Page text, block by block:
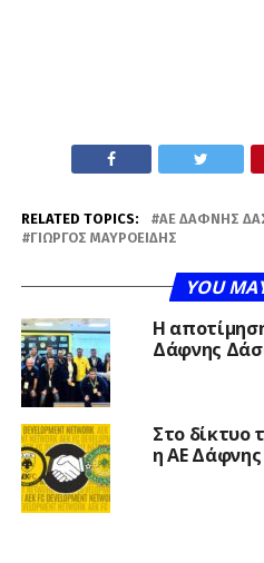
RELATED TOPICS:
ΑΕ ΔΆΦΝΗΣ
ΓΙΏΡΓΟΣ ΜΑΥΡΟΕΙΔΉΣ
YOU
Η
Δάφνης
Στο δίκτυο
η ΑΕ